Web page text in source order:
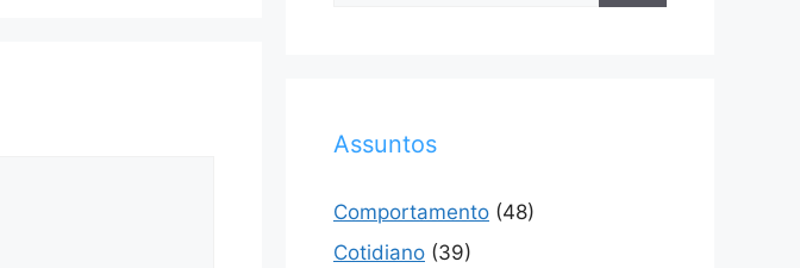
Assuntos
Comportamento (48)
Cotidiano (39)